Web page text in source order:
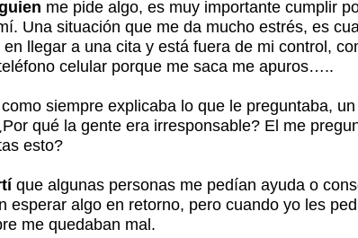
me pide algo, es muy importante cumplir
Una situación que me da mucho estrés, es
llegar a una cita y está fuera de mi control,
celular porque me saca me apuros…..
como siempre explicaba lo que le preguntaba,
qué la gente era irresponsable? El me
esto?
que algunas personas me pedían ayuda o
esperar algo en retorno, pero cuando yo les
me quedaban mal.